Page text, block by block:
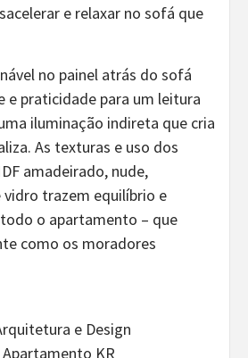
e relaxar no sofá que
no painel atrás do sofá
e praticidade para um leitura
iluminação indireta que cria
As texturas e uso dos
amadeirado, nude,
trazem equilíbrio e
o apartamento – que
como os moradores
e Design
KR